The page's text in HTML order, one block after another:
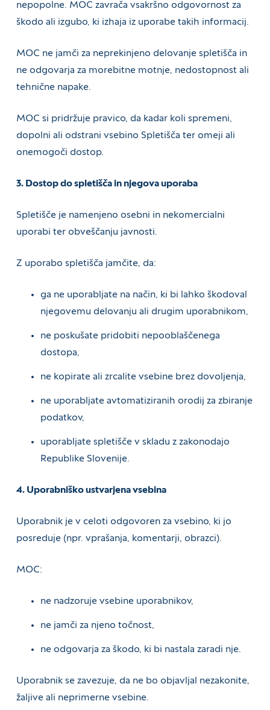
nepopolne. MOC zavrača vsakršno odgovornost za
škodo ali izgubo, ki izhaja iz uporabe takih informacij.
MOC ne jamči za neprekinjeno delovanje spletišča in
ne odgovarja za morebitne motnje, nedostopnost ali
tehnične napake.
MOC si pridržuje pravico, da kadar koli spremeni,
dopolni ali odstrani vsebino Spletišča ter omeji ali
onemogoči dostop.
3. Dostop do spletišča in njegova uporaba
Spletišče je namenjeno osebni in nekomercialni
uporabi ter obveščanju javnosti.
Z uporabo spletišča jamčite, da:
ga ne uporabljate na način, ki bi lahko škodoval
njegovemu delovanju ali drugim uporabnikom,
ne poskušate pridobiti nepooblaščenega
dostopa,
ne kopirate ali zrcalite vsebine brez dovoljenja,
ne uporabljate avtomatiziranih orodij za zbiranje
podatkov,
uporabljate spletišče v skladu z zakonodajo
Republike Slovenije.
4. Uporabniško ustvarjena vsebina
Uporabnik je v celoti odgovoren za vsebino, ki jo
posreduje (npr. vprašanja, komentarji, obrazci).
MOC:
ne nadzoruje vsebine uporabnikov,
ne jamči za njeno točnost,
ne odgovarja za škodo, ki bi nastala zaradi nje.
Uporabnik se zavezuje, da ne bo objavljal nezakonite,
žaljive ali neprimerne vsebine.